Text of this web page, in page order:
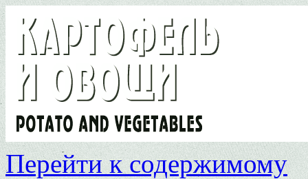
Перейти к содержимому